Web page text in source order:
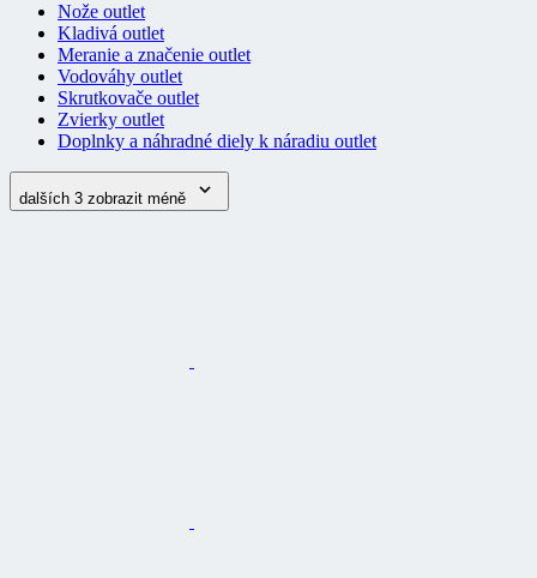
Nože outlet
Kladivá outlet
Meranie a značenie outlet
Vodováhy outlet
Skrutkovače outlet
Zvierky outlet
Doplnky a náhradné diely k náradiu outlet
dalších 3 zobrazit méně